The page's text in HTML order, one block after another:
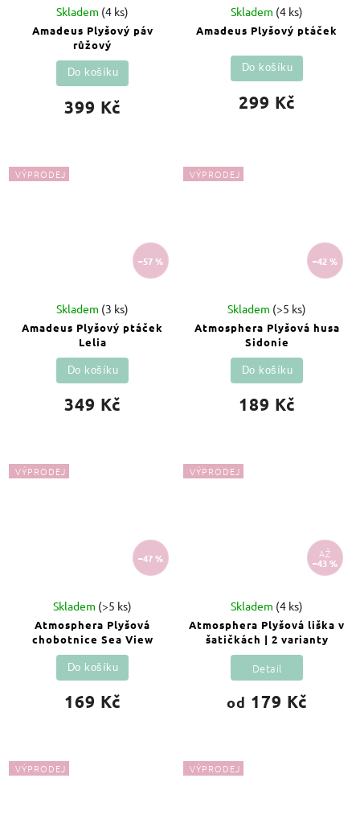
Amadeus Plyšový páv
růžový
Skladem (4 ks)
399 Kč
Do košíku
Amadeus Plyšový ptáček
Skladem (4 ks)
299 Kč
Do košíku
VÝPRODEJ
–57 %
Amadeus Plyšový ptáček
Lelia
Skladem (3 ks)
349 Kč
Do košíku
VÝPRODEJ
–42 %
Atmosphera Plyšová husa
Sidonie
Skladem (>5 ks)
189 Kč
Do košíku
VÝPRODEJ
–47 %
Atmosphera Plyšová
chobotnice Sea View
Skladem (>5 ks)
169 Kč
Do košíku
VÝPRODEJ
AŽ
–43 %
Atmosphera Plyšová liška v
šatičkách | 2 varianty
Skladem (4 ks)
od 179 Kč
Detail
VÝPRODEJ VÝPRODEJ